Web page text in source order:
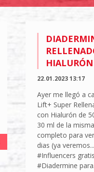
22.01.2023 13:17
Ayer me llegó a
Lift+ Super
con Hialurón de
30 ml de la
completo para
dias (ya
#Influencers
#Diadermine